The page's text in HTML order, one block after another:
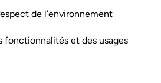
de l’environnement
fonctionnalités et des usages